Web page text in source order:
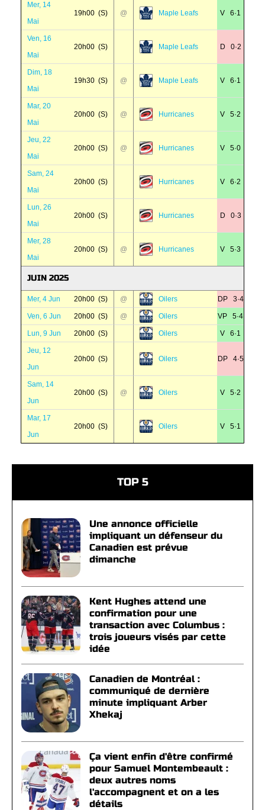
Mer, 14
Mai
19h00 (S) @ Maple Leafs V 6·1
Ven, 16
Mai
20h00 (S) Maple Leafs D 0·2
Dim, 18
Mai
19h30 (S) @ Maple Leafs V 6·1
Mar, 20
Mai
20h00 (S) @ Hurricanes V 5·2
Jeu, 22
Mai
20h00 (S) @ Hurricanes V 5·0
Sam, 24
Mai
20h00 (S) Hurricanes V 6·2
Lun, 26
Mai
20h00 (S) Hurricanes D 0·3
Mer, 28
Mai
20h00 (S) @ Hurricanes V 5·3
JUIN 2025
Mer, 4 Jun 20h00 (S) @ Oilers DP 3·4
Ven, 6 Jun 20h00 (S) @ Oilers VP 5·4
Lun, 9 Jun 20h00 (S) Oilers V 6·1
Jeu, 12
Jun
20h00 (S) Oilers DP 4·5
Sam, 14
Jun
20h00 (S) @ Oilers V 5·2
Mar, 17
Jun
20h00 (S) Oilers V 5·1
TOP 5
Une annonce officielle
impliquant un défenseur du
Canadien est prévue
dimanche
Kent Hughes attend une
confirmation pour une
transaction avec Columbus :
trois joueurs visés par cette
idée
Canadien de Montréal :
communiqué de dernière
minute impliquant Arber
Xhekaj
Ça vient enfin d'être confirmé
pour Samuel Montembeault :
deux autres noms
l'accompagnent et on a les
détails